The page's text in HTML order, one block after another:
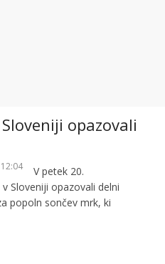
opazovali
V petek 20.
Sloveniji opazovali delni
popoln sončev mrk, ki